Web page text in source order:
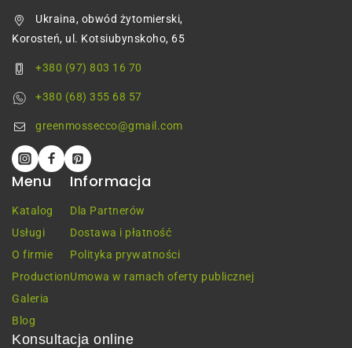
Ukraina, obwód żytomierski,
Korosteń, ul. Kotsiubynskoho, 65
+380 (97) 803 16 70
+380 (68) 355 68 57
greenmossecco@gmail.com
Menu
Katalog
Usługi
O firmie
Production
Galeria
Blog
Informacja
Dla Partnerów
Dostawa i płatność
Polityka prywatności
Umowa w ramach oferty publicznej
Konsultacja online